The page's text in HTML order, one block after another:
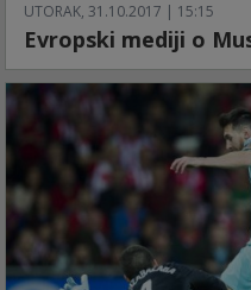
UTORAK, 31.10.2017 | 15:15
Evropski mediji o